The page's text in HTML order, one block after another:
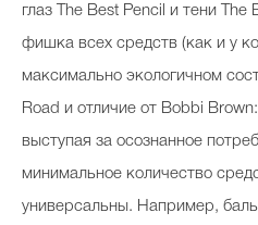
глаз The Best Pencil и тени The
фишка всех средств (как и у
максимально экологичном
Road и отличие от Bobbi
выступая за осознанное
минимальное количество
универсальны. Например,